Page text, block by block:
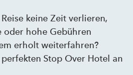
keine Zeit verlieren,
oder hohe Gebühren
erholt weiterfahren?
Stop Over Hotel an